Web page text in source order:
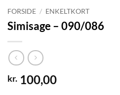
FORSIDE / ENKELTKORT
Simisage – 090/086
kr. 100,00